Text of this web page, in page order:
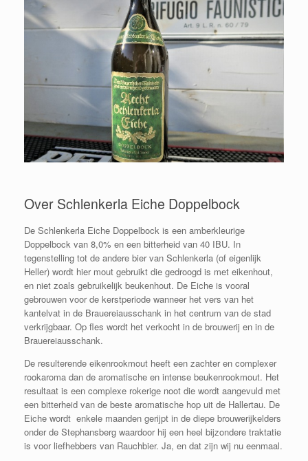
Over Schlenkerla Eiche Doppelbock
De Schlenkerla Eiche Doppelbock is een amberkleurige
Doppelbock van 8,0% en een bitterheid van 40 IBU. In
tegenstelling tot de andere bier van Schlenkerla (of eigenlijk
Heller) wordt hier mout gebruikt die gedroogd is met eikenhout,
en niet zoals gebruikelijk beukenhout. De Eiche is vooral
gebrouwen voor de kerstperiode wanneer het vers van het
kantelvat in de Brauereiausschank in het centrum van de stad
verkrijgbaar. Op fles wordt het verkocht in de brouwerij en in de
Brauereiausschank.
De resulterende eikenrookmout heeft een zachter en complexer
rookaroma dan de aromatische en intense beukenrookmout. Het
resultaat is een complexe rokerige noot die wordt aangevuld met
een bitterheid van de beste aromatische hop uit de Hallertau. De
Eiche wordt enkele maanden gerijpt in de diepe brouwerijkelders
onder de Stephansberg waardoor hij een heel bijzondere traktatie
is voor liefhebbers van Rauchbier. Ja, en dat zijn wij nu eenmaal.